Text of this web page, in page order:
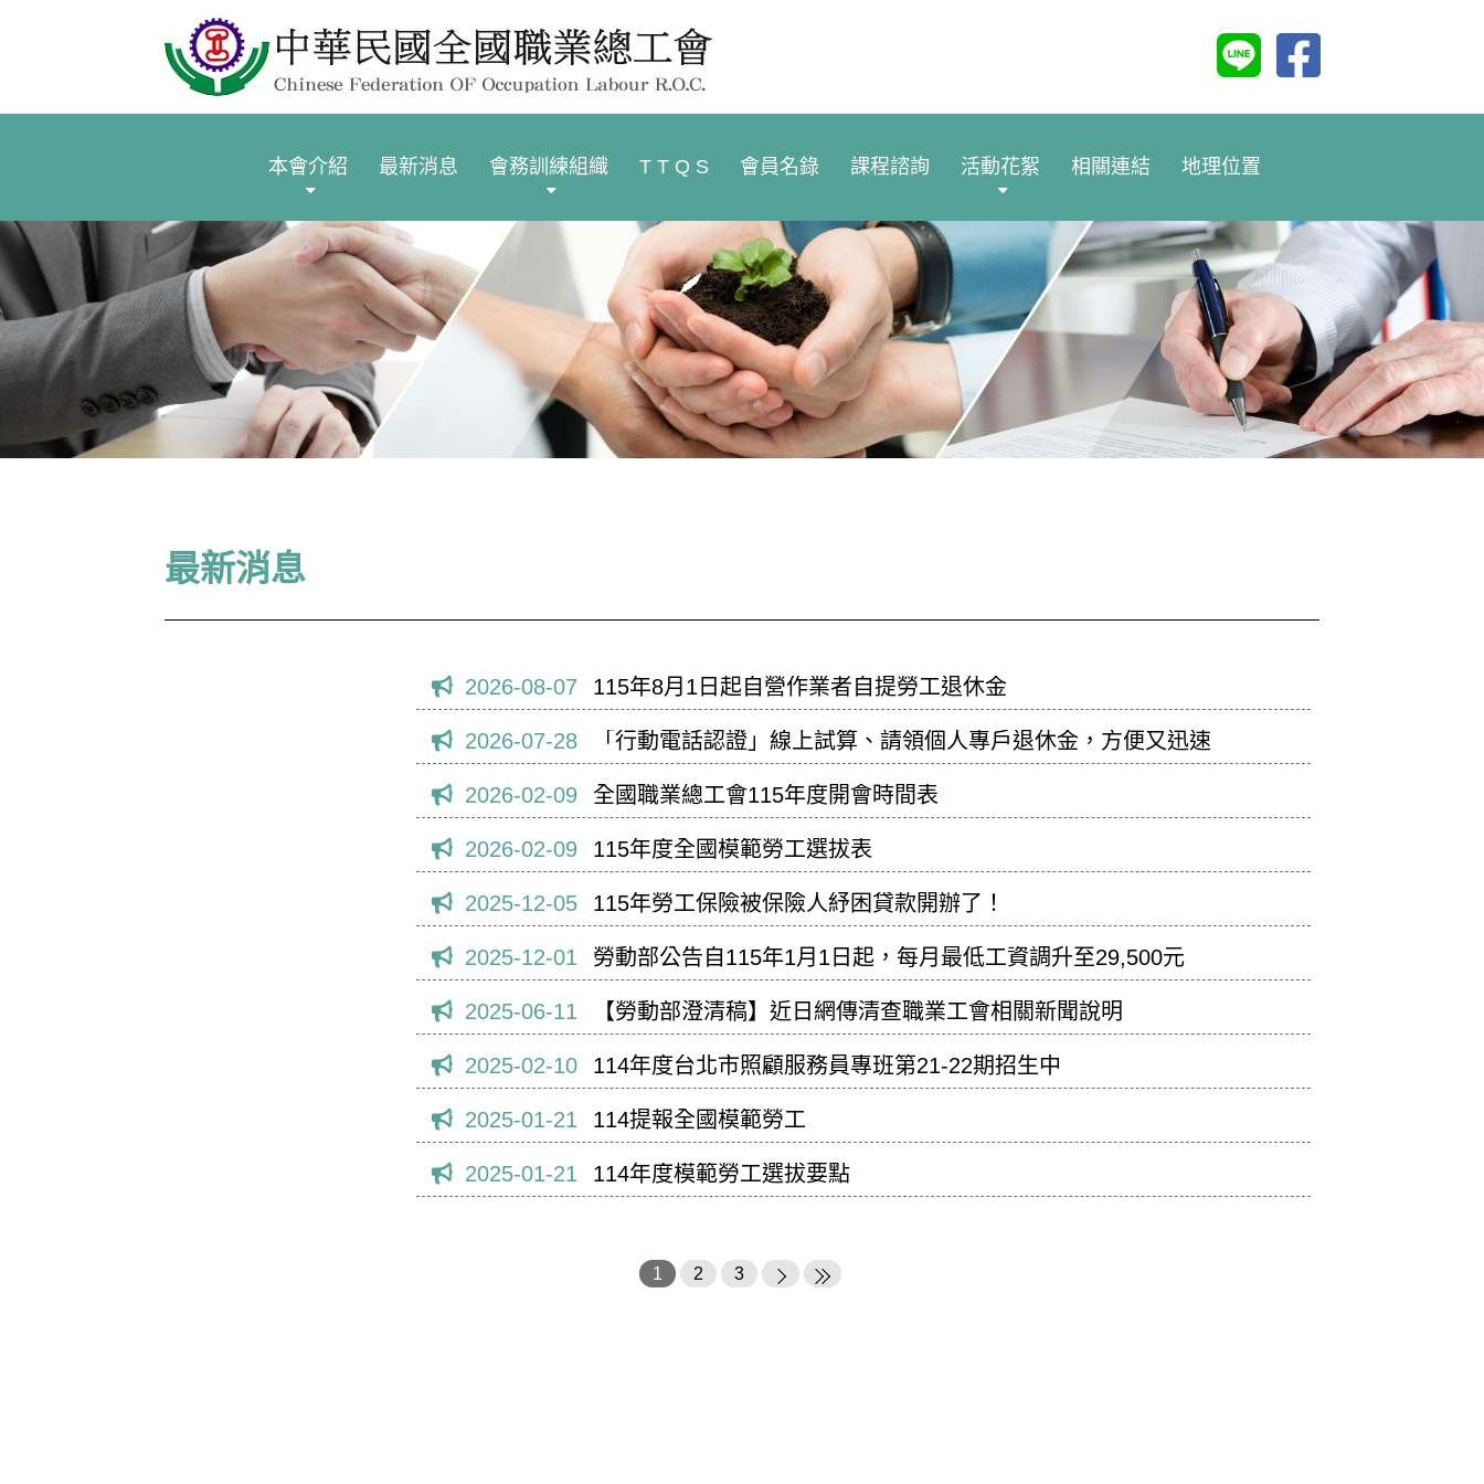
本會介紹 最新消息 會務訓練組織 T T Q S 會員名錄 課程諮詢 活動花絮 相關連結 地理位置
最新消息
2026-08-07 115年8月1日起自營作業者自提勞工退休金
2026-07-28 「行動電話認證」線上試算、請領個人專戶退休金，方便又迅速
2026-02-09 全國職業總工會115年度開會時間表
2026-02-09 115年度全國模範勞工選拔表
2025-12-05 115年勞工保險被保險人紓困貸款開辦了！
2025-12-01 勞動部公告自115年1月1日起，每月最低工資調升至29,500元
2025-06-11 【勞動部澄清稿】近日網傳清查職業工會相關新聞說明
2025-02-10 114年度台北市照顧服務員專班第21-22期招生中
2025-01-21 114提報全國模範勞工
2025-01-21 114年度模範勞工選拔要點
1 2 3